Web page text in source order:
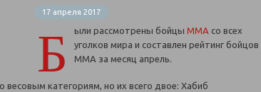
17 апреля 2017
Б ыли рассмотрены бойцы ММА со всех
уголков мира и составлен рейтинг бойцов
ММА за месяц апрель.
весовым категориям, но их всего двое: Хабиб